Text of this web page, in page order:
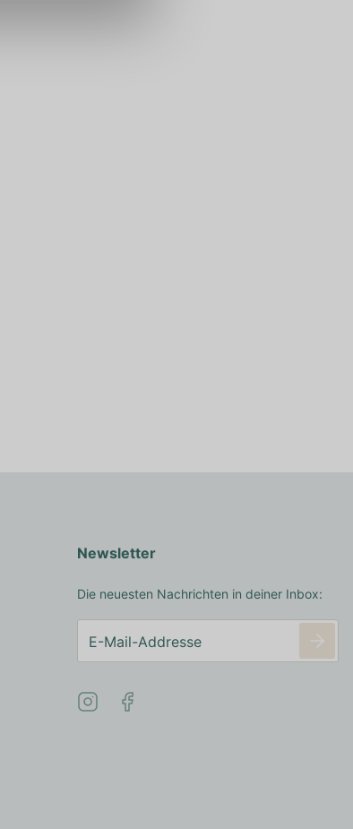
Newsletter
Die neuesten Nachrichten in deiner Inbox: